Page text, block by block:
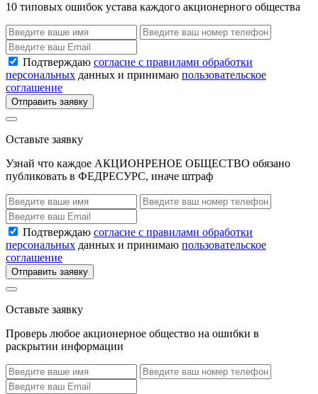
10 типовых ошибок устава каждого акционерного общества
Подтверждаю согласие с правилами обработки
персональных данных и принимаю пользовательское
соглашение
Отправить заявку
Оставьте заявку
Узнай что каждое АКЦИОНРЕНОЕ ОБЩЕСТВО обязано
публиковать в ФЕДРЕСУРС, иначе штраф
Подтверждаю согласие с правилами обработки
персональных данных и принимаю пользовательское
соглашение
Отправить заявку
Оставьте заявку
Проверь любое акционерное общество на ошибки в
раскрытии информации